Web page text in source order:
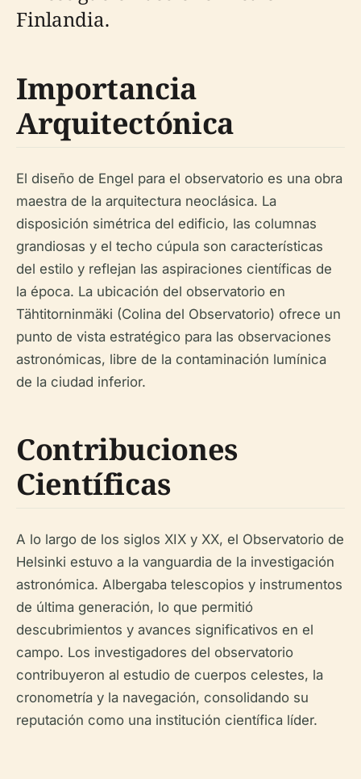
Finlandia.
Importancia
Arquitectónica
El diseño de Engel para el observatorio es una obra
maestra de la arquitectura neoclásica. La
disposición simétrica del edificio, las columnas
grandiosas y el techo cúpula son características
del estilo y reflejan las aspiraciones científicas de
la época. La ubicación del observatorio en
Tähtitorninmäki (Colina del Observatorio) ofrece un
punto de vista estratégico para las observaciones
astronómicas, libre de la contaminación lumínica
de la ciudad inferior.
Contribuciones
Científicas
A lo largo de los siglos XIX y XX, el Observatorio de
Helsinki estuvo a la vanguardia de la investigación
astronómica. Albergaba telescopios y instrumentos
de última generación, lo que permitió
descubrimientos y avances significativos en el
campo. Los investigadores del observatorio
contribuyeron al estudio de cuerpos celestes, la
cronometría y la navegación, consolidando su
reputación como una institución científica líder.